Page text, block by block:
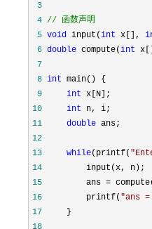
3
4 // 函数声明
5 void input(int x[],
6 double compute(int
7
8 int
9
int
10
int
11
double
12
13
while(printf( "
14
15
ans =
16
         printf(
"ans
17
18